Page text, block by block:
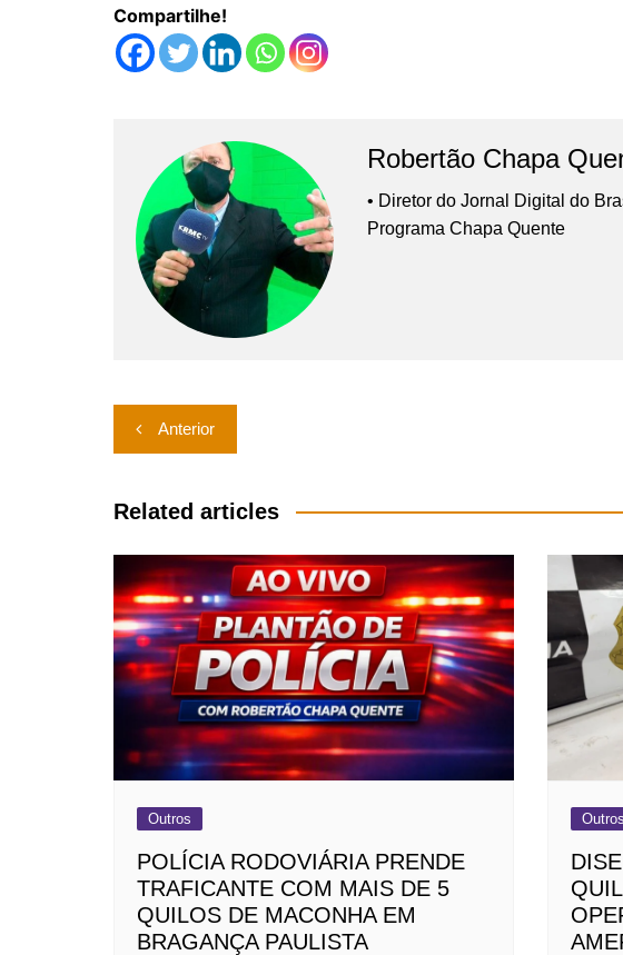
Compartilhe!
Robertão Chapa
• Diretor do Jornal Digital do
Programa Chapa Quente
Navegação
de
Post
Anterior
Related articles
Outros
POLÍCIA RODOVIÁRIA PRENDE
TRAFICANTE COM MAIS DE 5
QUILOS DE MACONHA EM
BRAGANÇA PAULISTA
Outros